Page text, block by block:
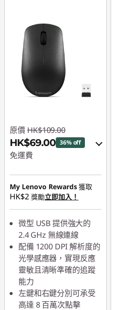
原價 HK$109.00
HK$69.00 36% off
免運費
eCoupon Savings :-
HK$40.00
使用優惠券 :PCEXPO
My Lenovo Rewards獲取
HK$2 獎勵立即加入！
微型 USB 提供強大的
2.4 GHz 無線連線
配備 1200 DPI 解析度的
光學感應器，實現反應
靈敏且清晰準確的追蹤
能力
左鍵和右鍵分別可承受
高達 8 百萬次點擊